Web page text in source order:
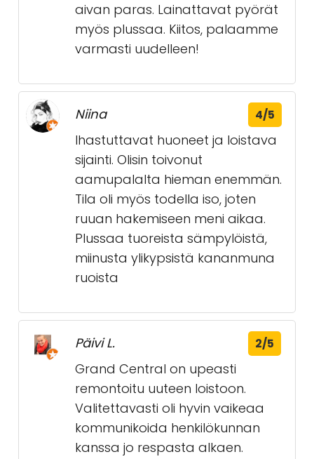
aivan paras. Lainattavat pyörät
myös plussaa. Kiitos, palaamme
varmasti uudelleen!
Niina 4/5
Ihastuttavat huoneet ja loistava
sijainti. Olisin toivonut
aamupalalta hieman enemmän.
Tila oli myös todella iso, joten
ruuan hakemiseen meni aikaa.
Plussaa tuoreista sämpylöistä,
miinusta ylikypsistä kananmuna
ruoista
Päivi L. 2/5
Grand Central on upeasti
remontoitu uuteen loistoon.
Valitettavasti oli hyvin vaikeaa
kommunikoida henkilökunnan
kanssa jo respasta alkaen.